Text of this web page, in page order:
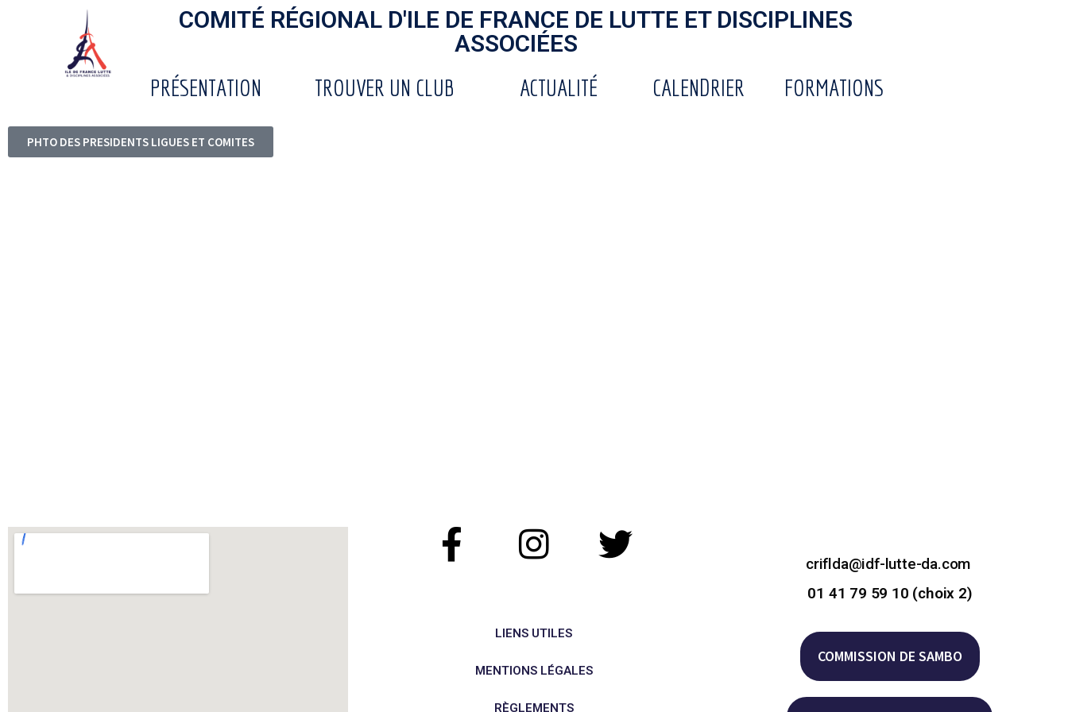
COMITÉ RÉGIONAL D'ILE DE FRANCE DE LUTTE ET DISCIPLINES
ASSOCIÉES
PRÉSENTATION TROUVER UN CLUB ACTUALITÉ CALENDRIER FORMATIONS
PHTO DES PRESIDENTS LIGUES ET COMITES
LIENS UTILES
MENTIONS LÉGALES
RÈGLEMENTS
criflda@idf-lutte-da.com
01 41 79 59 10 (choix 2)
COMMISSION DE SAMBO